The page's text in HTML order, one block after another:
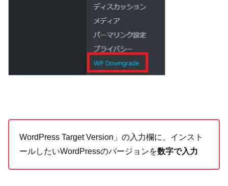
WordPress Target Version」の入力欄に、インスト
ールしたいWordPressのバージョンを数字で入力